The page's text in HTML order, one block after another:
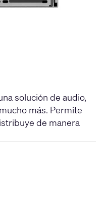
solución de audio,
más. Permite
de manera